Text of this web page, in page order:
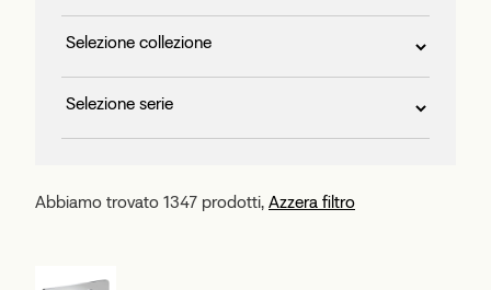
Abbiamo trovato 1347 prodotti, Azzera filtro